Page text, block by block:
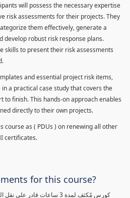
will possess the necessary expertise
risk assessments for their projects. They
them effectively, generate a
develop robust risk response plans.
skills to present their risk assessments
and essential project risk items,
a practical case study that covers the
finish. This hands-on approach enables
directly to their own projects.
course as ( PDUs ) on renewing all other
certificates.
for this course?
كورس مٌكثف لمدة 3 ساعات